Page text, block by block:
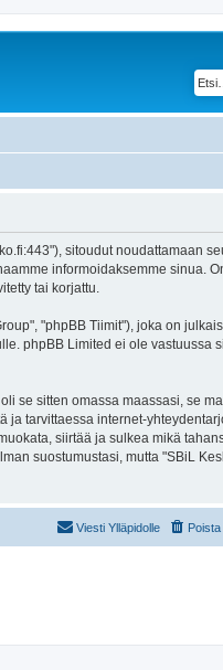
sitoudut noudattamaan
informoidaksemme sinua.
tai korjattu.
"phpBB Tiimit"), joka on
phpBB Limited ei ole vastuussa
se sitten omassa maassasi, se
tarvittaessa internet-
siirtää ja sulkea mikä
suostumustasi, mutta "SBiL
Viesti Ylläpidolle